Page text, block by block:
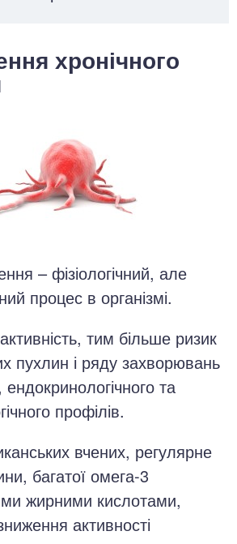
хронічного
– фізіологічний, але
процес в організмі.
тим більше ризик
пухлин і ряду захворювань
ендокринологічного та
профілів.
вчених, регулярне
багатої омега-3
жирними кислотами,
активності